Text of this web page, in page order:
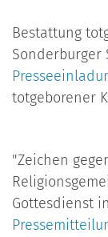
Bestattung
Sonderburger
totgeborener
"Zeichen
Gottesdienst